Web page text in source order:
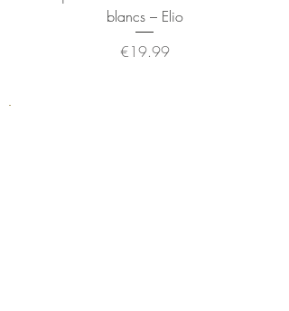
blancs – Elio
Price
€19.99